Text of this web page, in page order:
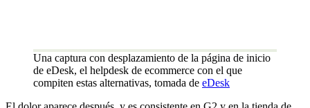
Una captura con desplazamiento de la página de inicio
de eDesk, el helpdesk de ecommerce con el que
compiten estas alternativas, tomada de eDesk